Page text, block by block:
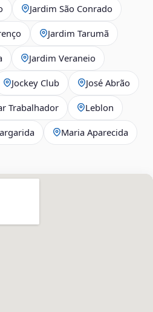
Jardim São Conrado
Jardim Tarumã
Jardim Veraneio
Jockey Club José Abrão
Trabalhador Leblon
Maria Aparecida